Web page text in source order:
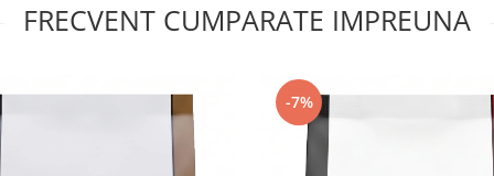
portocală
FRECVENT CUMPARATE IMPREUNA
-7%